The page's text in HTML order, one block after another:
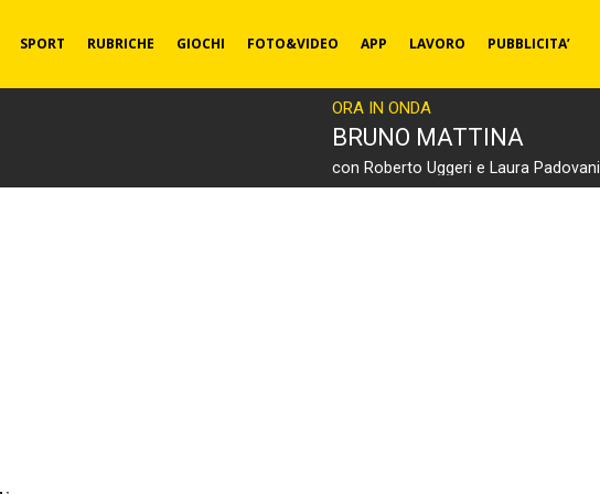
SPORT RUBRICHE GIOCHI FOTO&VIDEO APP LAVORO PUBBLICITA’
ORA IN ONDA
BRUNO MATTINA
con Roberto Uggeri e Laura Padovani